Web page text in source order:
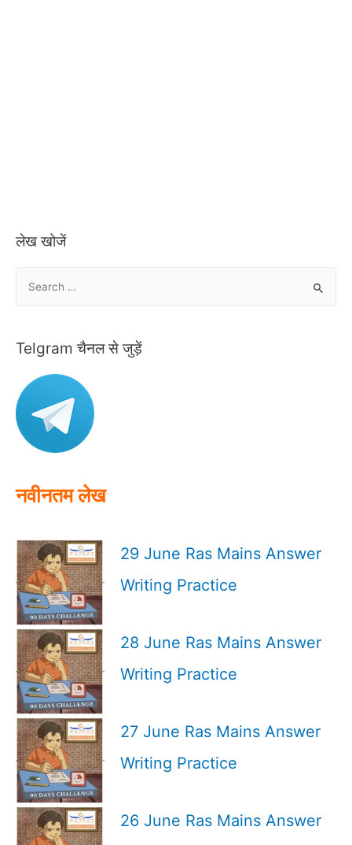
लेख खोजें
r
f
o
Telgram चैनल से जुड़ें
नवीनतम लेख
29 June Ras Mains Answer
Writing Practice
28 June Ras Mains Answer
Writing Practice
27 June Ras Mains Answer
Writing Practice
26 June Ras Mains Answer